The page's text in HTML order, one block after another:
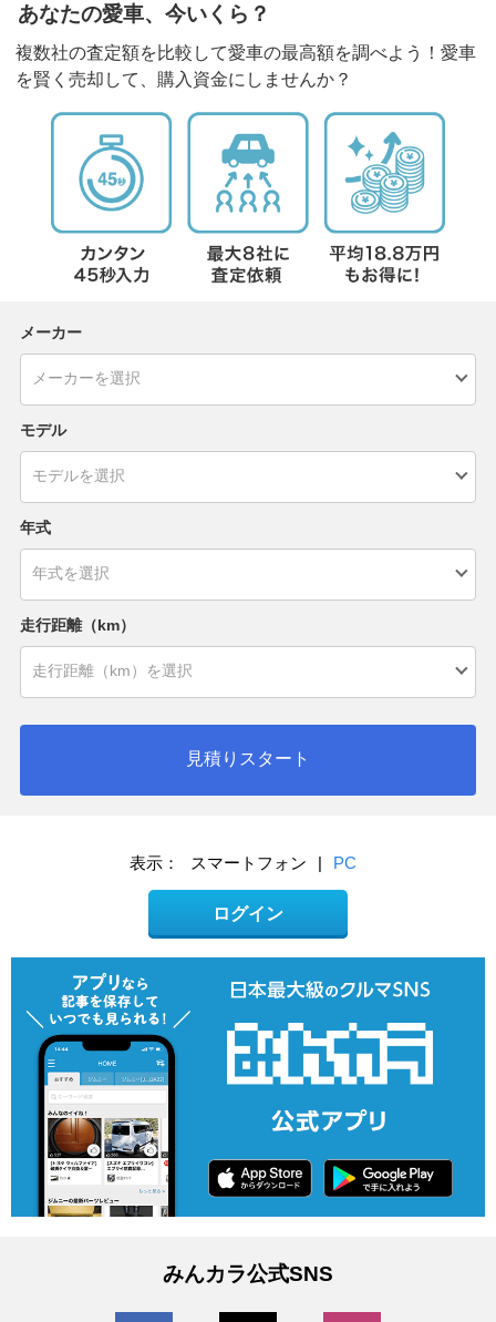
あなたの愛車、今いくら？
複数社の査定額を比較して愛車の最高額を調べよう！愛車
を賢く売却して、購入資金にしませんか？
メーカー
モデル
年式
走行距離（km）
見積りスタート
表示： スマートフォン | PC
ログイン
みんカラ公式SNS